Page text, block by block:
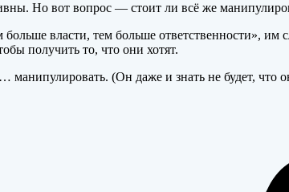
Но вот вопрос — стоит ли всё же
власти, тем больше ответственности»,
получить то, что они хотят.
манипулировать. (Он даже и знать не будет, что